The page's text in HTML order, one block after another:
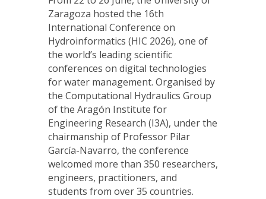
Zaragoza hosted the 16th
International Conference on
Hydroinformatics (HIC 2026), one of
the world’s leading scientific
conferences on digital technologies
for water management. Organised by
the Computational Hydraulics Group
of the Aragón Institute for
Engineering Research (I3A), under the
chairmanship of Professor Pilar
García-Navarro, the conference
welcomed more than 350 researchers,
engineers, practitioners, and
students from over 35 countries.